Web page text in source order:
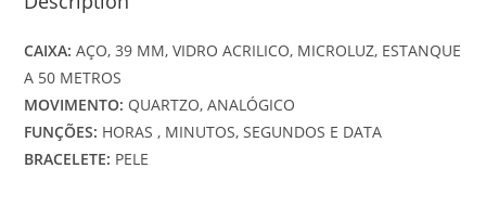
CAIXA: AÇO, 39 MM, VIDRO ACRILICO, MICROLUZ, ESTANQUE
A 50 METROS
MOVIMENTO: QUARTZO, ANALÓGICO
FUNÇÕES: HORAS , MINUTOS, SEGUNDOS E DATA
BRACELETE: PELE